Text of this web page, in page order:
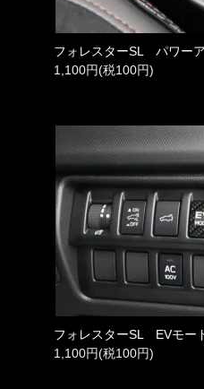
フォレスターSL パワー
1,100円(税100円)
フォレスターSL EVモー
1,100円(税100円)